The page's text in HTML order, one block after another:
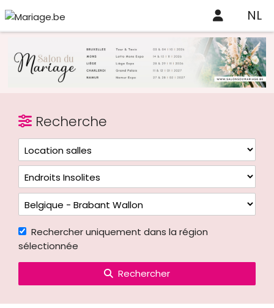
NL
Recherche
Rechercher uniquement dans la région
sélectionnée
Rechercher